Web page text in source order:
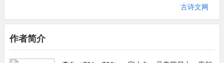
那凄切的猿声，
素丝。
山鸡作为陪衬，但对后者并无贬意。从诗意看，诗人对山鸡所倾注
的同情似乎还更多一些。第四首诗是李白的自画像。全诗描绘的诗
人形象是满腹忧郁，形容枯槁，白发苍苍的孤苦老人。盛年不再的
李白，是怀着失意的心情来到秋浦的，虽然是刚过“知天命”的年
纪，可是好像一下子白发就全白了。在此诗的开头，他说自己
古诗文网
作者简介